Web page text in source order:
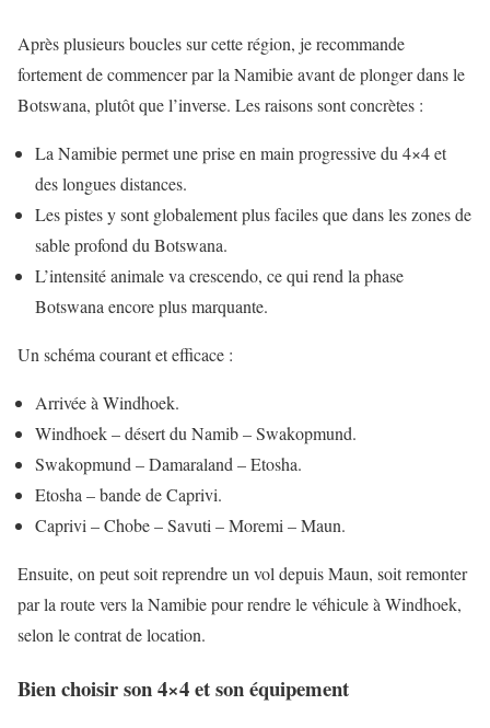
Après plusieurs boucles sur cette région, je recommande
fortement de commencer par la Namibie avant de plonger dans le
Botswana, plutôt que l’inverse. Les raisons sont concrètes :
La Namibie permet une prise en main progressive du 4×4 et
des longues distances.
Les pistes y sont globalement plus faciles que dans les zones de
sable profond du Botswana.
L’intensité animale va crescendo, ce qui rend la phase
Botswana encore plus marquante.
Un schéma courant et efficace :
Arrivée à Windhoek.
Windhoek – désert du Namib – Swakopmund.
Swakopmund – Damaraland – Etosha.
Etosha – bande de Caprivi.
Caprivi – Chobe – Savuti – Moremi – Maun.
Ensuite, on peut soit reprendre un vol depuis Maun, soit remonter
par la route vers la Namibie pour rendre le véhicule à Windhoek,
selon le contrat de location.
Bien choisir son 4×4 et son équipement